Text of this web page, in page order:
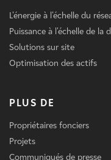
L'énergie à l'échelle du
Puissance à l'échelle de la
Solutions sur site
Optimisation des actifs
PLUS DE
Propriétaires fonciers
Projets
Communiqués de presse